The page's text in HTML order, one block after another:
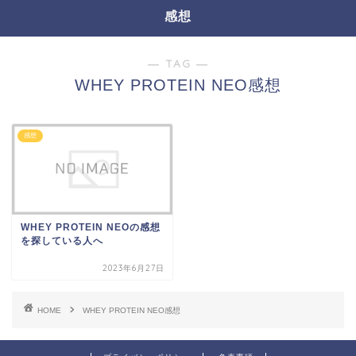
感想
― TAG ―
WHEY PROTEIN NEO感想
感想
WHEY PROTEIN NEOの感想
を探している人へ
2023年6月27日
HOME WHEY PROTEIN NEO感想